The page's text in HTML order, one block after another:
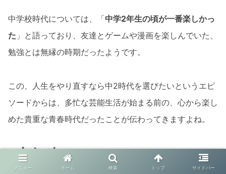
中学校時代については、「中学2年生の頃が一番楽しかっ
た 」と語っており、友達とゲームや漫画を楽しんでいた、
勉強とは無縁の時期だったようです。
この、人生をやり直すなら中2時代を選びたいというエピ
ソードからは、多忙な芸能生活が始まる前の、心から楽し
めた貴重な青春時代だったことが伝わってきますよね。
まとめ
メニュー ホーム 検索 トップ サイドバー